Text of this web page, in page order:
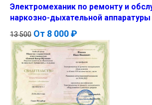
Электромеханик по ремонту и
наркозно-дыхательной аппаратуры
13 500 От 8 000 ₽